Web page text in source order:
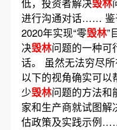
低，投资者解决毁林
进行沟通对话…… 鉴
2020年实现“零毁林”
决毁林问题的一种可
话。 虽然无法穷尽
以下的视角确实可
少毁林问题的方法和
家和生产商就试图解
估政策及实践示例